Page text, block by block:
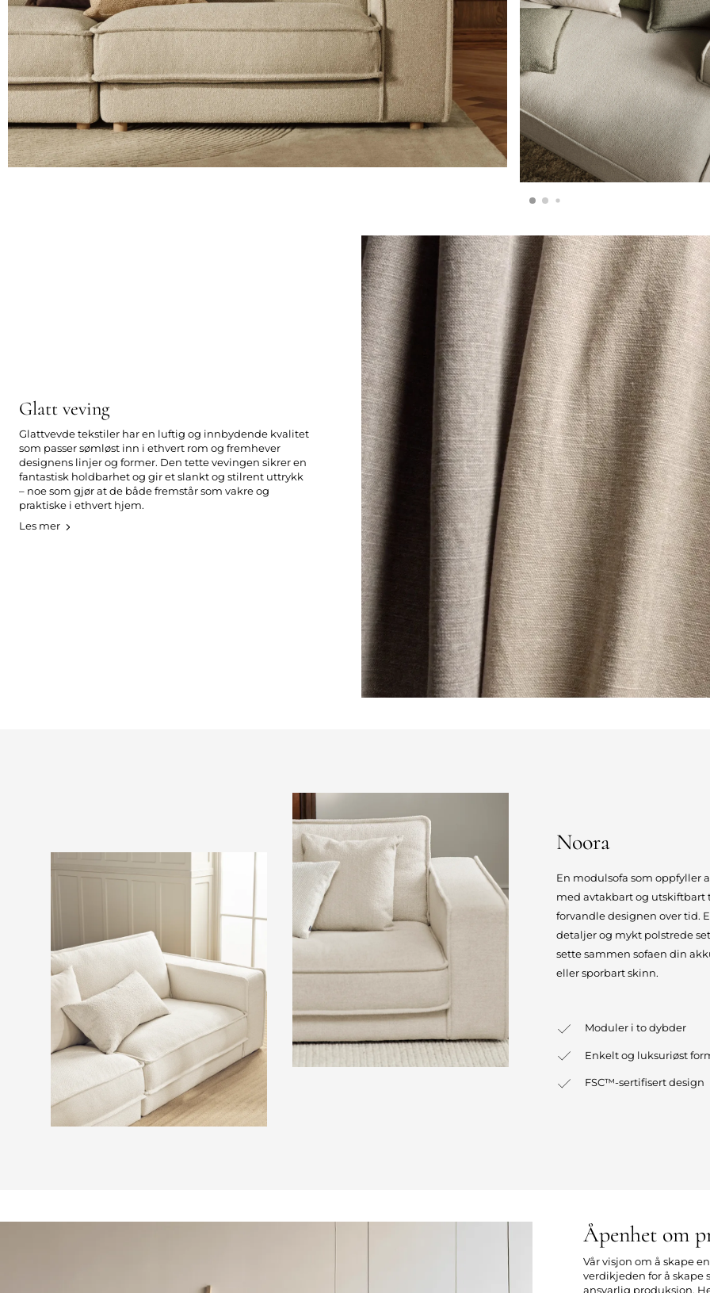
Glatt veving
Glattvevde tekstiler har en luftig og innbydende kvalitet
som passer sømløst inn i ethvert rom og fremhever
designens linjer og former. Den tette vevingen sikrer en
fantastisk holdbarhet og gir et slankt og stilrent uttrykk
– noe som gjør at de både fremstår som vakre og
praktiske i ethvert hjem.
Les mer
Noora
En modulsofa som oppfyller
med avtakbart og utskiftbart
forvandle designen over tid.
detaljer og mykt polstrede
sette sammen sofaen din
eller sporbart skinn.
Moduler i to dybder
Enkelt og luksuriøst
FSC™-sertifisert design
Åpenhet om
Vår visjon om å skape
verdikjeden for å
ansvarlig produksjon.